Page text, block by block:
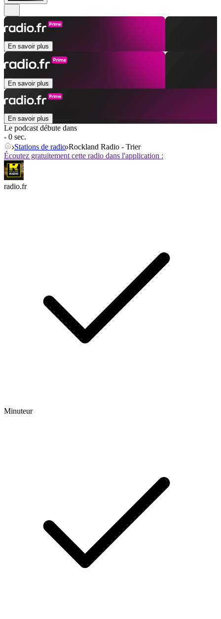
En savoir plus
En savoir plus
En savoir plus
Le podcast débute dans
- 0 sec.
Stations de radio Rockland Radio - Trier
Écoutez gratuitement cette radio dans l'application :
radio.fr
Minuteur